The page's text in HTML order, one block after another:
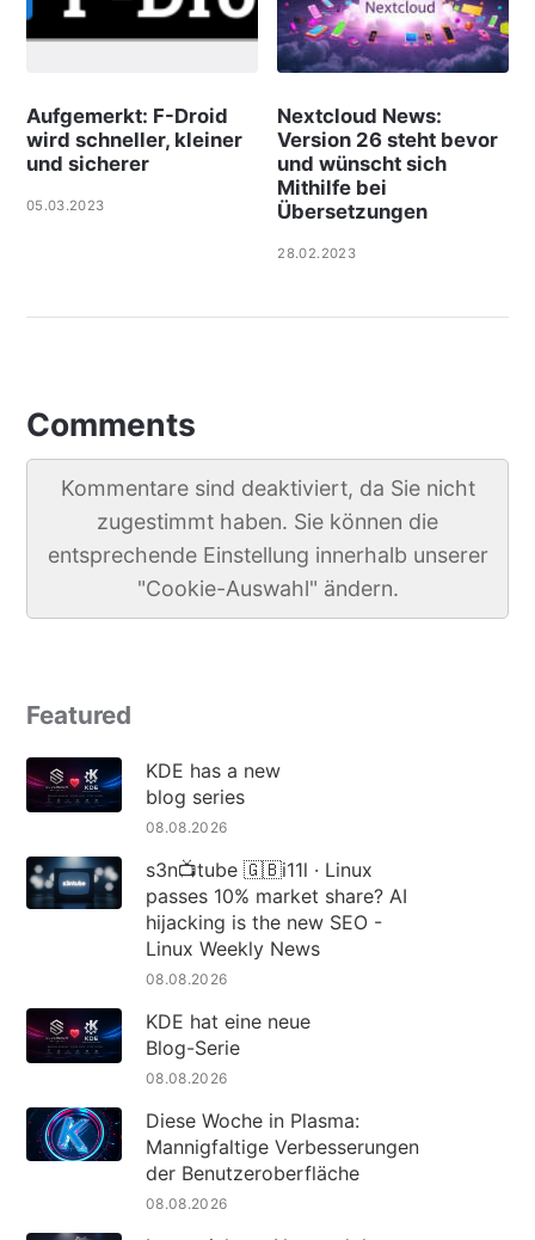
Aufgemerkt: F-Droid
wird schneller, kleiner
und sicherer
05.03.2023
Nextcloud News:
Version 26 steht bevor
und wünscht sich
Mithilfe bei
Übersetzungen
28.02.2023
Comments
Kommentare sind deaktiviert, da Sie nicht
zugestimmt haben. Sie können die
entsprechende Einstellung innerhalb unserer
"Cookie-Auswahl" ändern.
Featured
KDE has a new
blog series
08.08.2026
s3n📺tube 🇬🇧i11l · Linux
passes 10% market share? AI
hijacking is the new SEO -
Linux Weekly News
08.08.2026
KDE hat eine neue
Blog-Serie
08.08.2026
Diese Woche in Plasma:
Mannigfaltige Verbesserungen
der Benutzeroberfläche
08.08.2026